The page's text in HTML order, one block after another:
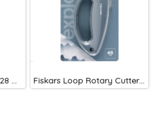
Famore Rotary Cutter 28 mm Fiskars Loop Rotary Cutter 45mm